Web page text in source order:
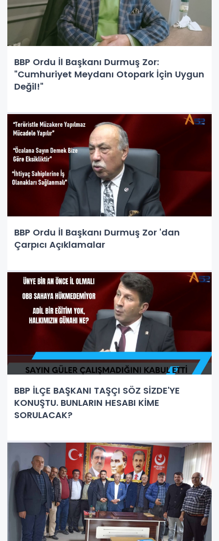
BBP Ordu İl Başkanı Durmuş Zor:
"Cumhuriyet Meydanı Otopark İçin Uygun
Değil!"
BBP Ordu İl Başkanı Durmuş Zor 'dan
Çarpıcı Açıklamalar
BBP İLÇE BAŞKANI TAŞÇI SÖZ SİZDE'YE
KONUŞTU. BUNLARIN HESABI KİME
SORULACAK?